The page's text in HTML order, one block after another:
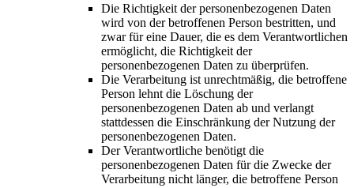
Die Richtigkeit der personenbezogenen Daten
wird von der betroffenen Person bestritten, und
zwar für eine Dauer, die es dem Verantwortlichen
ermöglicht, die Richtigkeit der
personenbezogenen Daten zu überprüfen.
Die Verarbeitung ist unrechtmäßig, die betroffene
Person lehnt die Löschung der
personenbezogenen Daten ab und verlangt
stattdessen die Einschränkung der Nutzung der
personenbezogenen Daten.
Der Verantwortliche benötigt die
personenbezogenen Daten für die Zwecke der
Verarbeitung nicht länger, die betroffene Person